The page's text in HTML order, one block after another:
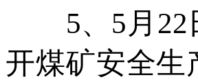
5、5月22日
开煤矿安全生